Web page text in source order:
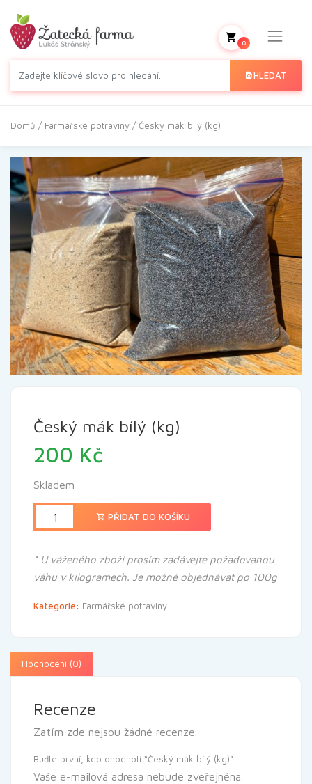
HLEDAT
0
Domů / Farmářské potraviny / Český mák bílý (kg)
Český mák bílý (kg)
200 Kč
Skladem
PŘIDAT DO KOŠÍKU
* U váženého zboží prosím zadávejte požadovanou
váhu v kilogramech. Je možné objednávat po 100g
Kategorie: Farmářské potraviny
Hodnocení (0)
Recenze
Zatím zde nejsou žádné recenze.
Buďte první, kdo ohodnotí “Český mák bílý (kg)”
Vaše e-mailová adresa nebude zveřejněna.